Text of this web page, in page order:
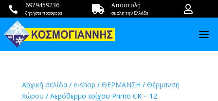
 6979459236
ζητήστε προσφορά  Αποστολή
σε όλη την Ελλάδα 
Αρχική σελίδα/ e-shop / ΘΕΡΜΑΝΣΗ / Θέρμανση
Χώρου / Αερόθερμο τοίχου Primo CK – 12